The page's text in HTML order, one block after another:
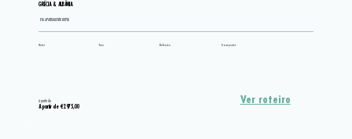
Ver roteiro
A partir de €2.975,00
A partir de
GRÉCIA & ALBÂNIA
EM APARTAMENTO DUPLO
Hotel Tour Refeição Transportes